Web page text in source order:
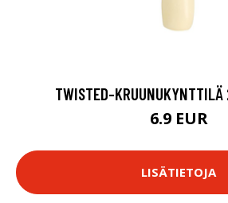
TWISTED-
6.9 EUR
LISÄTIETOJA